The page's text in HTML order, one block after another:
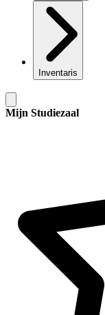
Inventaris
Mijn Studiezaal